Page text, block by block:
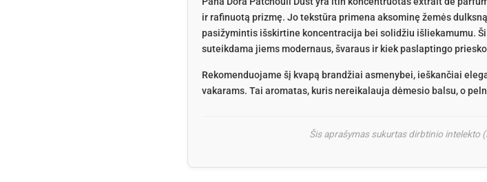
ir rafinuotą prizmę. Jo tekstūra primena aksominę žemės
pasižymintis išskirtine koncentracija bei solidžiu išliekamumu.
suteikdama jiems modernaus, švaraus ir kiek paslaptingo
Rekomenduojame šį kvapą brandžiai asmenybei, ieškančiai
vakarams. Tai aromatas, kuris nereikalauja dėmesio balsu, o
Šis aprašymas sukurtas dirbtinio intelekto